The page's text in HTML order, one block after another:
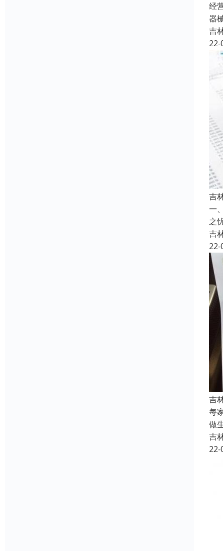
经
器
吉
22-
吉
一
之
吉
22-
吉
每
做
吉
22-